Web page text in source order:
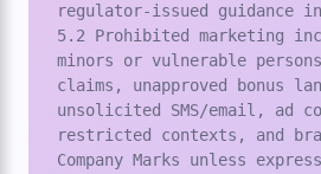
regulator-issued guidance
5.2 Prohibited marketing
minors or vulnerable
claims, unapproved bonus
unsolicited SMS/email, ad
restricted contexts, and
Company Marks unless